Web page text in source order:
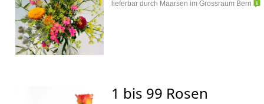
lieferbar durch Maarsen im Grossraum Bern
1 bis 99 Rosen